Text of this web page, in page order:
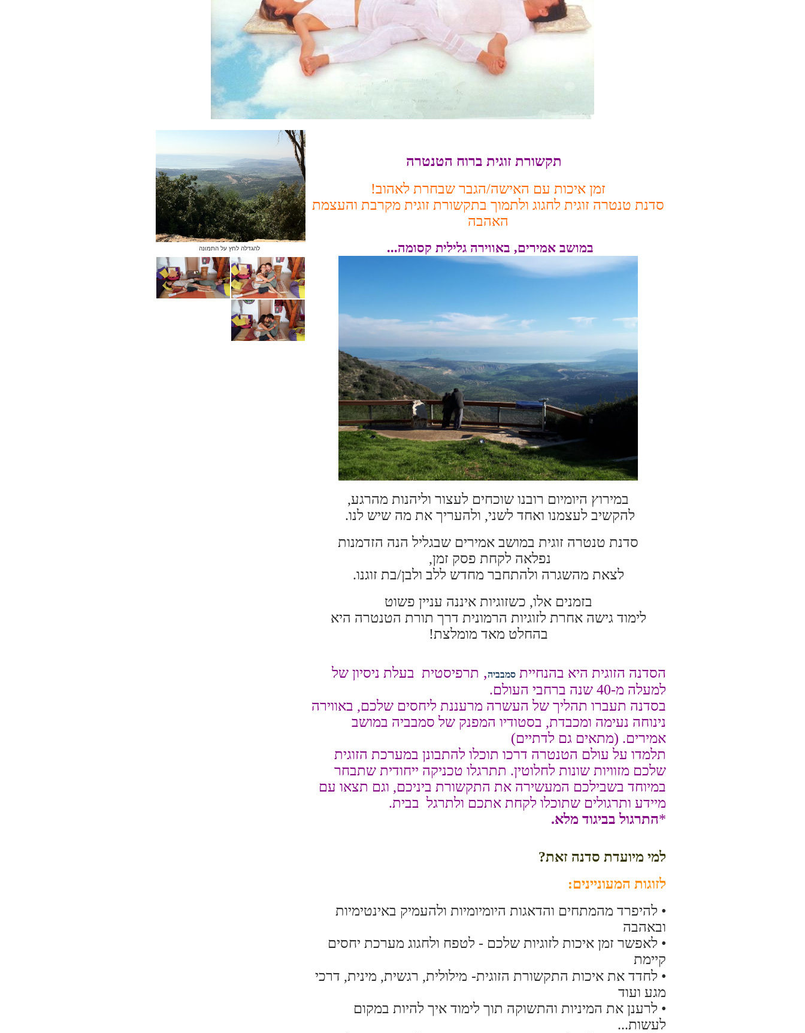
תקשורת זוגית ברוח הטנטרה
זמן איכות עם האישה/הגבר שבחרת לאהוב!
סדנת טנטרה זוגית לחגוג ולתמוך בתקשורת זוגית מקרבת והעצמת
האהבה
במושב אמירים, באווירה גלילית קסומה...
במירוץ היומיום רובנו שוכחים לעצור וליהנות מהרגע,
להקשיב לעצמנו ואחד לשני, ולהעריך את מה שיש לנו.
סדנת טנטרה זוגית במושב אמירים שבגליל הנה הזדמנות
נפלאה לקחת פסק זמן,
לצאת מהשגרה ולהתחבר מחדש ללב ולבן/בת זוגנו.
בזמנים אלו, כשזוגיות איננה עניין פשוט
לימוד גישה אחרת לזוגיות הרמונית דרך תורת הטנטרה היא
בהחלט מאד מומלצת!
הסדנה הזוגית היא בהנחיית סמבביה, תרפיסטית בעלת ניסיון של
למעלה מ-40 שנה ברחבי העולם.
בסדנה תעברו תהליך של העשרה מרעננת ליחסים שלכם, באווירה
נינוחה נעימה ומכבדת, בסטודיו המפנק של סמבביה במושב
אמירים. (מתאים גם לדתיים)
תלמדו על עולם הטנטרה דרכו תוכלו להתבונן במערכת הזוגית
שלכם מזוויות שונות לחלוטין. תתרגלו טכניקה ייחודית שתבחר
במיוחד בשבילכם המעשירה את התקשורת ביניכם, וגם תצאו עם
מיידע ותרגולים שתוכלו לקחת אתכם ולתרגל בבית.
*התרגול בביגוד מלא.
למי מיועדת סדנה זאת?
לזוגות המעוניינים:
• להיפרד מהמתחים והדאגות היומיומיות ולהעמיק באינטימיות
ובאהבה
• לאפשר זמן איכות לזוגיות שלכם - לטפח ולחגוג מערכת יחסים
קיימת
• לחדד את איכות התקשורת הזוגית- מילולית, רגשית, מינית, דרכי
מגע ועוד
• לרענן את המיניות והתשוקה תוך לימוד איך להיות במקום
לעשות...
להגדלה לחץ על התמונה